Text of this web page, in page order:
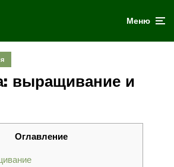
Меню
выращивание и
Оглавление